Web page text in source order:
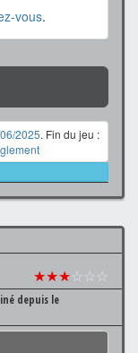
vous.
2025. Fin du jeu :
★★★☆☆☆
depuis le